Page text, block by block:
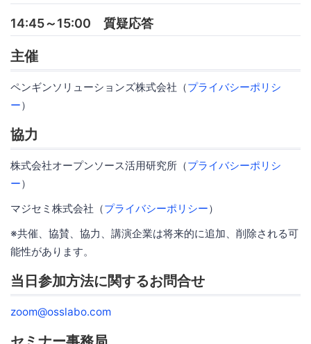
14:45～15:00 質疑応答
主催
ペンギンソリューションズ株式会社（プライバシーポリシ
ー）
協力
株式会社オープンソース活用研究所（プライバシーポリシ
ー）
マジセミ株式会社（プライバシーポリシー）
※共催、協賛、協力、講演企業は将来的に追加、削除される可
能性があります。
当日参加方法に関するお問合せ
zoom@osslabo.com